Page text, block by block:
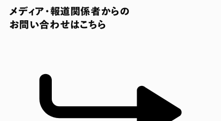
メディア・報道関係者からの
お問い合わせはこちら